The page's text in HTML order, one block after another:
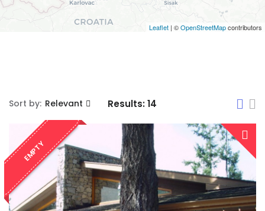
Leaflet | ©OpenStreetMapcontributors
Sort by: Relevant Results:14
EMPTY